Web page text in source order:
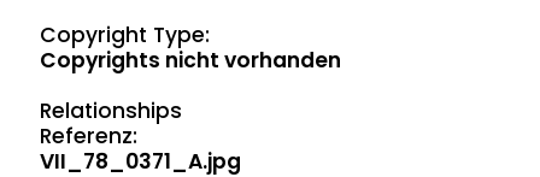
Copyright Type:
Copyrights nicht vorhanden
Relationships
Referenz:
VII_78_0371_A.jpg